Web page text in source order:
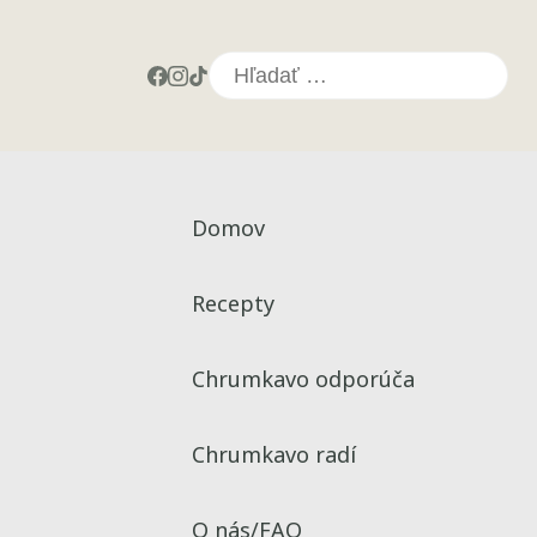
Hľadať:
Domov
Recepty
Chrumkavo odporúča
Chrumkavo radí
O nás/FAQ